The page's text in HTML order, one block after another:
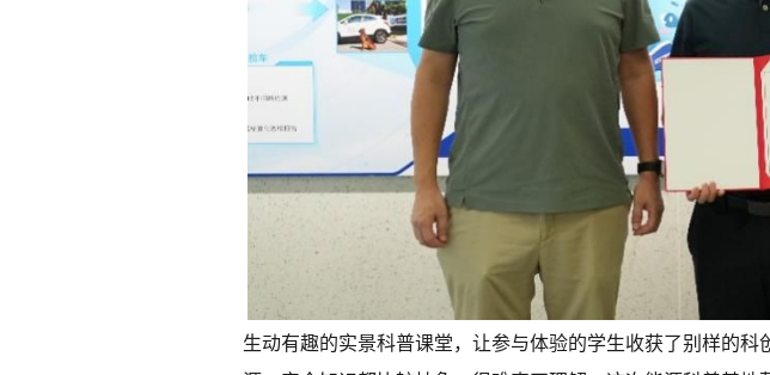
生动有趣的实景科普课堂，让参与体验的学生收获了别样的